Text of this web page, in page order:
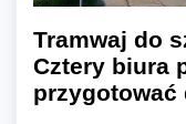
Tramwaj do
Cztery biura
przygotować